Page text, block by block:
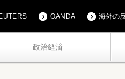
政治経済
OANDA 海外の